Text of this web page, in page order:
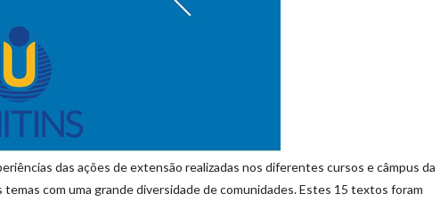
das ações de extensão realizadas nos diferentes cursos e câmpus da
com uma grande diversidade de comunidades. Estes 15 textos foram